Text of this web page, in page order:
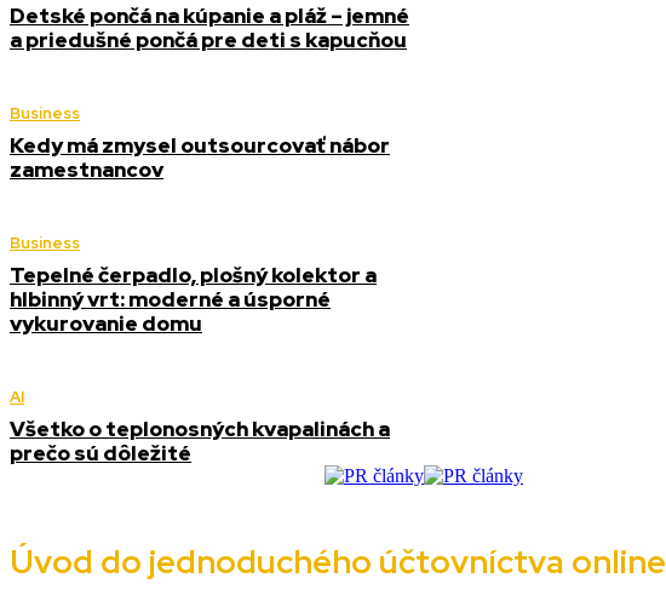
Detské pončá na kúpanie a pláž – jemné
a priedušné pončá pre deti s kapucňou
Business
Kedy má zmysel outsourcovať nábor
zamestnancov
Business
Tepelné čerpadlo, plošný kolektor a
hlbinný vrt: moderné a úsporné
vykurovanie domu
AI
Všetko o teplonosných kvapalinách a
prečo sú dôležité
Úvod do jednoduchého účtovníctva online